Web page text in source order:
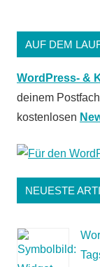
AUF DEM
WordPress- &
deinem
kostenlosen
NEUESTE